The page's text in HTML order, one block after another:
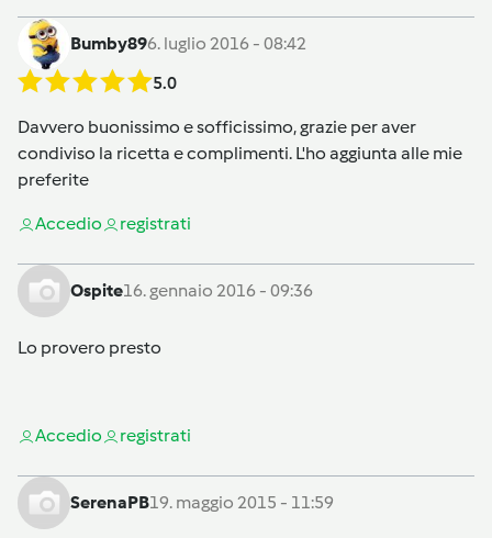
Bumby896. luglio 2016 - 08:42
5.0
Davvero buonissimo e sofficissimo, grazie per aver
condiviso la ricetta e complimenti. L'ho aggiunta alle mie
preferite
Accedio registrati
Ospite16. gennaio 2016 - 09:36
Lo provero presto
Accedio registrati
SerenaPB19. maggio 2015 - 11:59